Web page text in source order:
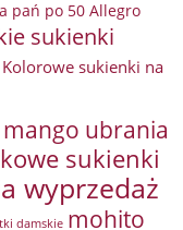
pań po 50 Allegro
sukienki
Kolorowe sukienki na
mango ubrania
sukienki
wyprzedaż
damskie mohito